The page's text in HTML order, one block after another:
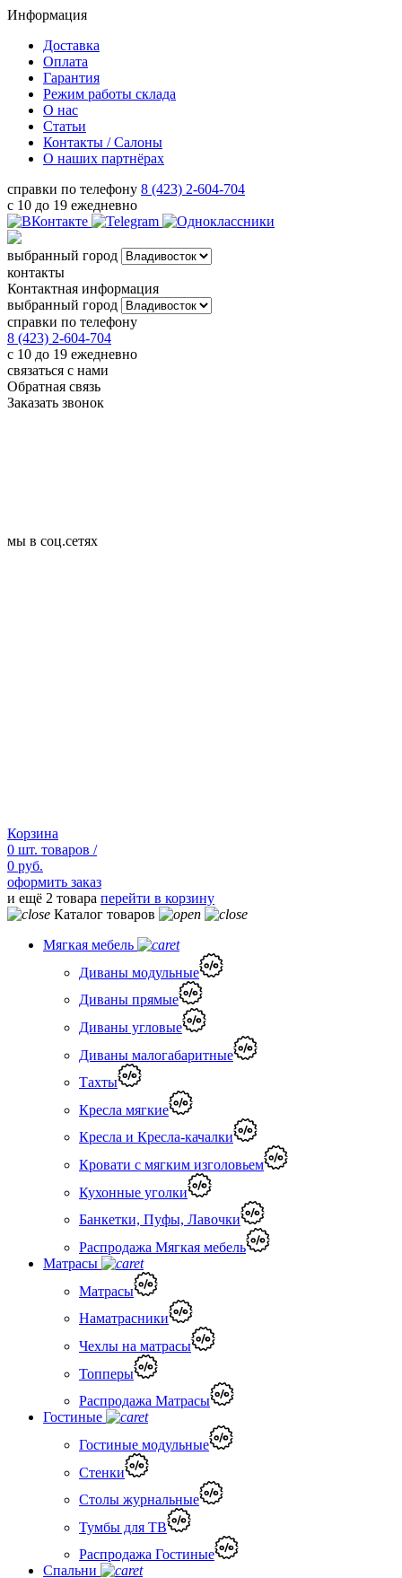
Информация
Доставка
Оплата
Гарантия
Режим работы склада
О нас
Статьи
Контакты / Салоны
О наших партнёрах
справки по телефону 8 (423) 2-604-704
с 10 до 19 ежедневно
выбранный город
контакты
Контактная информация
выбранный город
справки по телефону
8 (423) 2-604-704
с 10 до 19 ежедневно
связаться с нами
Обратная связь
Заказать звонок
мы в соц.сетях
Корзина
0 шт. товаров /
0 руб.
оформить заказ
и ещё 2 товара перейти в корзину
Каталог товаров
Мягкая мебель
Диваны модульные
Диваны прямые
Диваны угловые
Диваны малогабаритные
Тахты
Кресла мягкие
Кресла и Кресла-качалки
Кровати с мягким изголовьем
Кухонные уголки
Банкетки, Пуфы, Лавочки
Распродажа Мягкая мебель
Матрасы
Матрасы
Наматрасники
Чехлы на матрасы
Топперы
Распродажа Матрасы
Гостиные
Гостиные модульные
Стенки
Столы журнальные
Тумбы для ТВ
Распродажа Гостиные
Спальни